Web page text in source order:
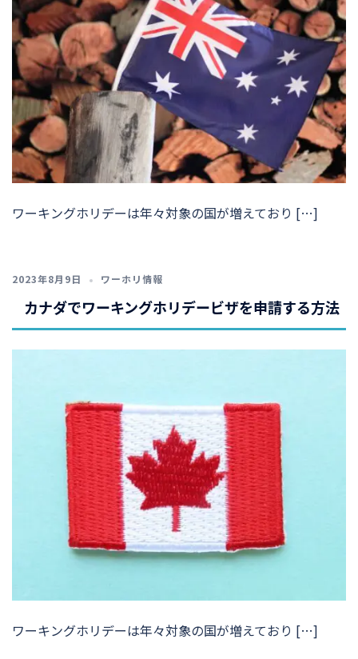
ワーキングホリデーは年々対象の国が増えており […]
2023年8月9日 ワーホリ情報
カナダでワーキングホリデービザを申請する方法
ワーキングホリデーは年々対象の国が増えており […]